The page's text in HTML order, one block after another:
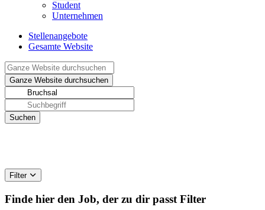
Student
Unternehmen
Stellenangebote
Gesamte Website
Filter
Finde hier den Job, der zu dir passt Filter